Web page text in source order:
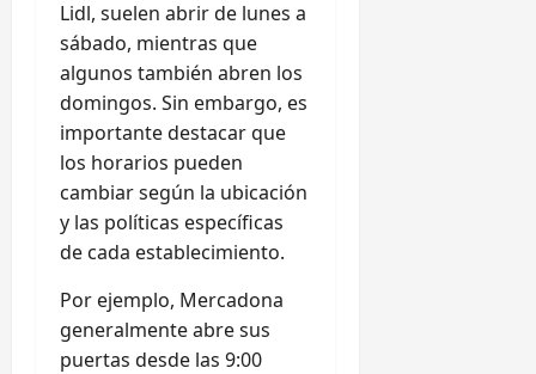
Lidl, suelen abrir de lunes a
sábado, mientras que
algunos también abren los
domingos. Sin embargo, es
importante destacar que
los horarios pueden
cambiar según la ubicación
y las políticas específicas
de cada establecimiento.
Por ejemplo, Mercadona
generalmente abre sus
puertas desde las 9:00